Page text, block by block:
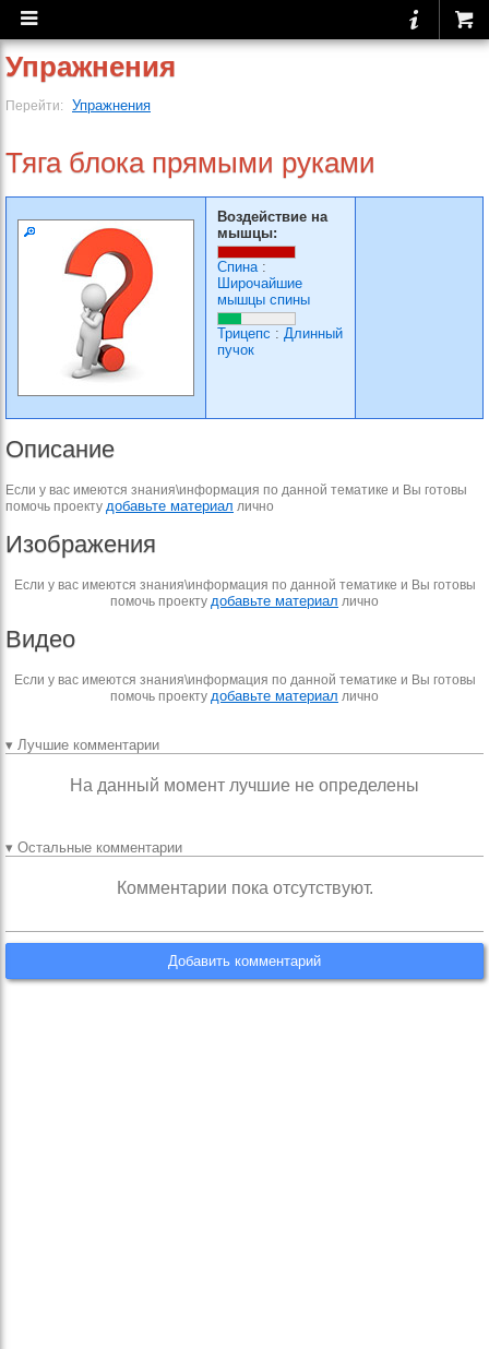
Упражнения
Перейти: Упражнения
Тяга блока прямыми руками
Воздействие на
мышцы:
Спина:
Широчайшие
мышцы спины
Трицепс : Длинный
пучок
Описание
Если у вас имеются знания\информация по данной тематике и Вы готовы
помочь проекту добавьте материал лично
Изображения
Если у вас имеются знания\информация по данной тематике и Вы готовы
помочь проекту добавьте материал лично
Видео
Если у вас имеются знания\информация по данной тематике и Вы готовы
помочь проекту добавьте материал лично
▾ Лучшие комментарии
На данный момент лучшие не определены
▾ Остальные комментарии
Комментарии пока отсутствуют.
Добавить комментарий